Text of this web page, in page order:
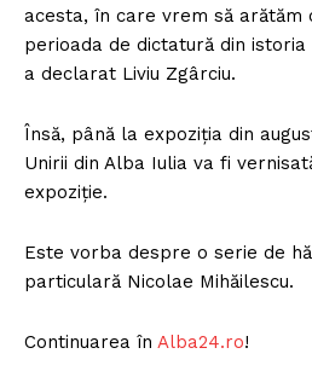
acesta, în care vrem să arătăm
perioada de dictatură din istoria
a declarat Liviu Zgârciu.
Însă, până la expoziția din
Unirii din Alba Iulia va fi
expoziție.
Este vorba despre o serie de
particulară Nicolae Mihăilescu.
Continuarea în Alba24.ro!